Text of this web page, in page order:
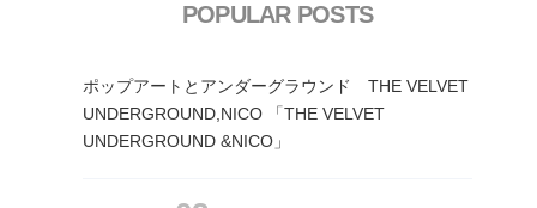
POPULAR POSTS
ポップアートとアンダーグラウンド THE VELVET
UNDERGROUND,NICO 「THE VELVET
UNDERGROUND &NICO」